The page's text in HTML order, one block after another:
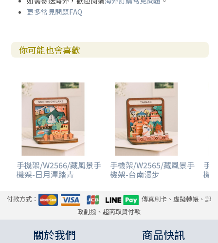
更多常見問題FAQ
你可能也會喜歡
手機架/W2566/藏風景手
機架-日月潭踏青
手機架/W2565/藏風景手
機架-台南漫步
手
機
付款方式：
傳真刷卡、虛擬轉帳、郵
政劃撥、超商取貨付款
關於我們 商品快訊